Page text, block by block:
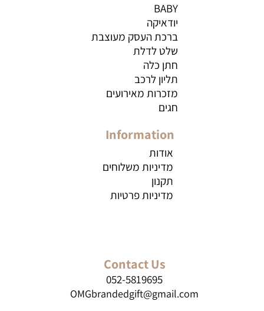
BABY
יודאיקה
ברכת העסק מעוצבת
שלט לדלת
חתן כלה
תליון לרכב
מזכרות מאירועים
חגים
Information
אודות
מדיניות משלוחים
תקנון
מדיניות פרטיות
Contact Us
052-5819695
OMGbrandedgift@gmail.com